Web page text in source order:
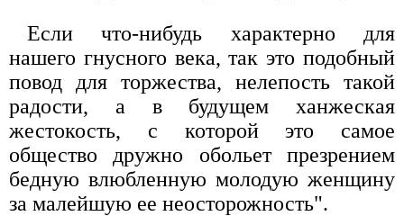
Если что-нибудь характерно для
нашего гнусного века, так это подобный
повод для торжества, нелепость такой
радости, а в будущем ханжеская
жестокость, с которой это самое
общество дружно обольет презрением
бедную влюбленную молодую женщину
за малейшую ее неосторожность".